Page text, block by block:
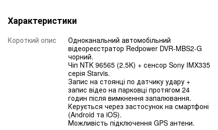
Характеристики
Короткий опис
Одноканальний автомобільний
відеореєстратор Redpower DVR-MBS2-G
чорний.
Чіп NTK 96565 (2.5K) + сенсор Sony IMX335
серія Starvis.
Запис на стоянці по датчику удару +
запис відео на парковці протягом 24
годин після вимкнення запалювання.
Керується через застосунок на смартфоні
(Android та iOS).
Можливість підключення GPS антени.